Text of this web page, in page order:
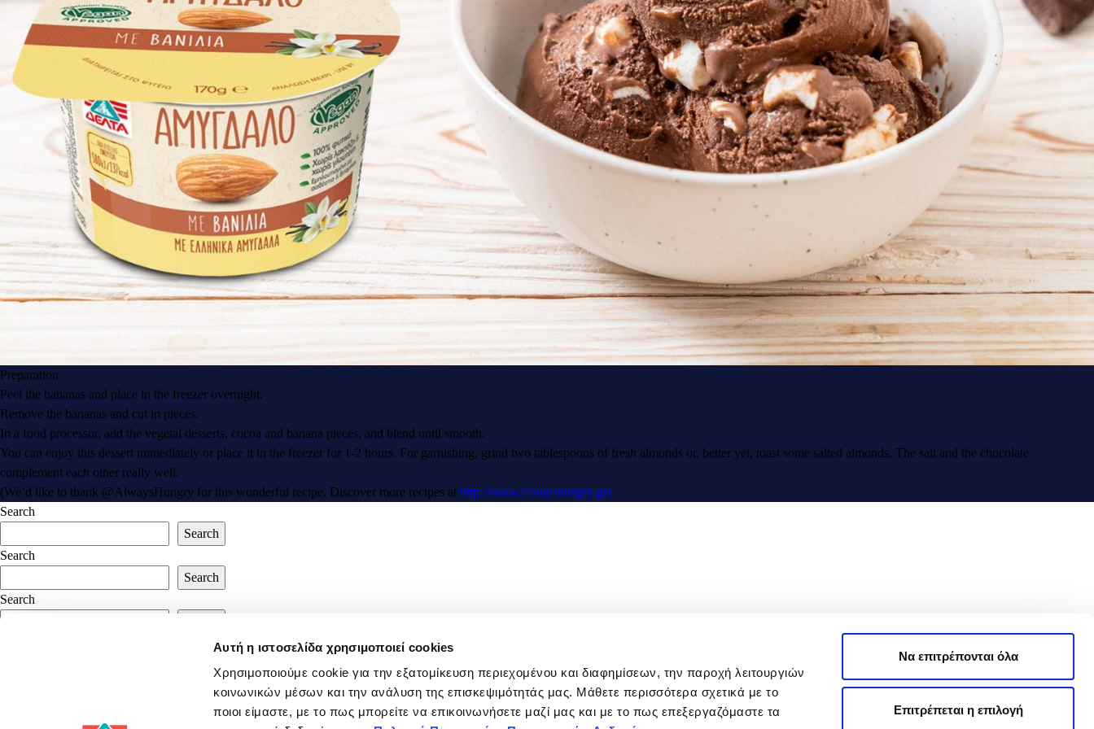
Αυτή η ιστοσελίδα χρησιμοποιεί cookies
Χρησιμοποιούμε cookie για την εξατομίκευση περιεχομένου και διαφημίσεων, την παροχή λειτουργιών
κοινωνικών μέσων και την ανάλυση της επισκεψιμότητάς μας. Μάθετε περισσότερα σχετικά με το
ποιοι είμαστε, με το πως μπορείτε να επικοινωνήσετε μαζί μας και με το πως επεξεργαζόμαστε τα
Να επιτρέπονται όλα
Επιτρέπεται η επιλογή
Preparation
Peel the bananas and place in the freezer overnight.
Remove the bananas and cut in pieces.
In a food processor, add the vegetal desserts, cocoa and banana pieces, and blend until smooth.
You can enjoy this dessert immediately or place it in the freezer for 1-2 hours. For garnishing, grind two tablespoons of fresh almonds or, better yet, toast some salted almonds. The salt and the chocolate
complement each other really well.
(We’d like to thank @AlwaysHungry for this wonderful recipe. Discover more recipes at http://www.alwayshungry.gr)
Search
Search
Search
Search
Search